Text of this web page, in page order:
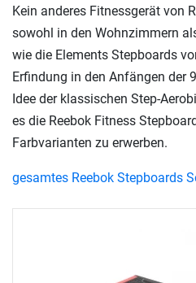
Kein anderes Fitnessgerät von
sowohl in den Wohnzimmern
wie die Elements Stepboards
Erfindung in den Anfängen der
Idee der klassischen Step-
es die Reebok Fitness
Farbvarianten zu erwerben.
gesamtes Reebok Stepboards